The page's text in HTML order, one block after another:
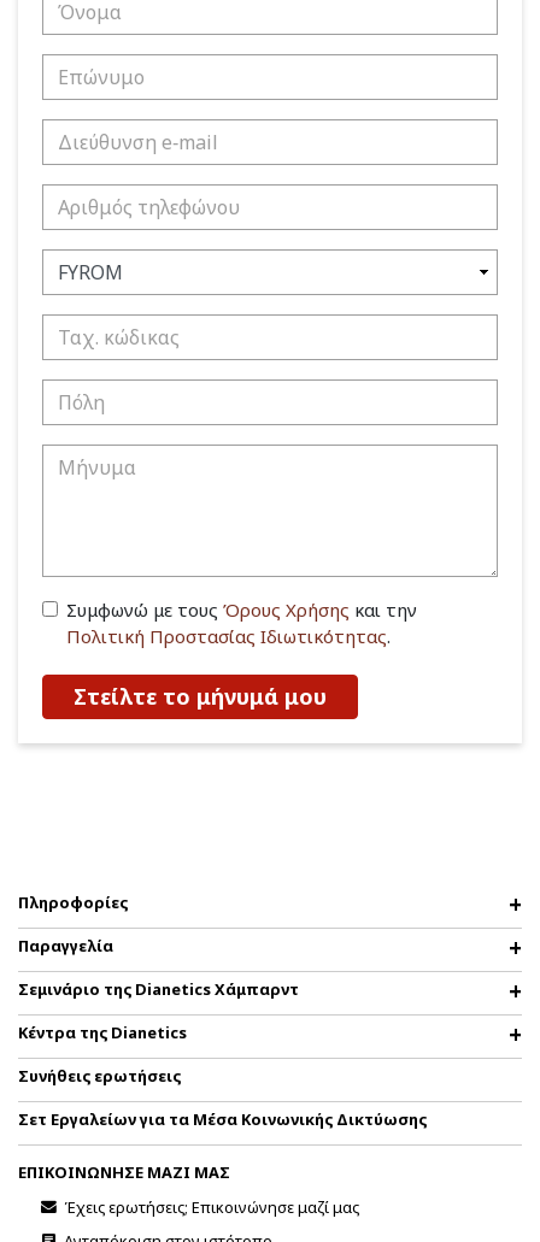
Συμφωνώ με τους Όρους Χρήσης και την
Πολιτική Προστασίας Ιδιωτικότητας.
Στείλτε το μήνυμά μου
Πληροφορίες
Παραγγελία
Σεμινάριο της Dianetics Χάμπαρντ
Κέντρα της Dianetics
Συνήθεις ερωτήσεις
Σετ Εργαλείων για τα Μέσα Κοινωνικής Δικτύωσης
ΕΠΙΚΟΙΝΩΝΗΣΕ ΜΑΖΙ ΜΑΣ
Έχεις ερωτήσεις; Επικοινώνησε μαζί μας